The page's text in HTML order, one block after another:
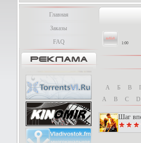
Главная
Заказы
FAQ
1:00
А
Б В
A
B C D
Шаг